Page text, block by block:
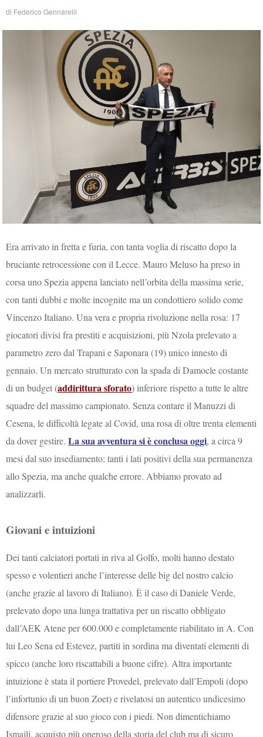
di Federico Gennarelli
Era arrivato in fretta e furia, con tanta voglia di riscatto dopo la
bruciante retrocessione con il Lecce. Mauro Meluso ha preso in
corsa uno Spezia appena lanciato nell’orbita della massima serie,
con tanti dubbi e molte incognite ma un condottiero solido come
Vincenzo Italiano. Una vera e propria rivoluzione nella rosa: 17
giocatori divisi fra prestiti e acquisizioni, più Nzola prelevato a
parametro zero dal Trapani e Saponara (19) unico innesto di
gennaio. Un mercato strutturato con la spada di Damocle costante
di un budget (addirittura sforato) inferiore rispetto a tutte le altre
squadre del massimo campionato. Senza contare il Manuzzi di
Cesena, le difficoltà legate al Covid, una rosa di oltre trenta elementi
da dover gestire.La sua avventura si è conclusa oggi, a circa 9
mesi dal suo insediamento: tanti i lati positivi della sua permanenza
allo Spezia, ma anche qualche errore. Abbiamo provato ad
analizzarli.
Giovani e intuizioni
Dei tanti calciatori portati in riva al Golfo, molti hanno destato
spesso e volentieri anche l’interesse delle big del nostro calcio
(anche grazie al lavoro di Italiano). È il caso di Daniele Verde,
prelevato dopo una lunga trattativa per un riscatto obbligato
dall’AEK Atene per 600.000 e completamente riabilitato in A. Con
lui Leo Sena ed Estevez, partiti in sordina ma diventati elementi di
spicco (anche loro riscattabili a buone cifre). Altra importante
intuizione è stata il portiere Provedel, prelevato dall’Empoli (dopo
l’infortunio di un buon Zoet) e rivelatosi un autentico undicesimo
difensore grazie al suo gioco con i piedi. Non dimentichiamo
Ismajli, acquisto più oneroso della storia del club ma di sicuro